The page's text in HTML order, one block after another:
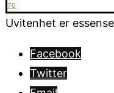
70
Uvitenhet er
Facebook
Twitter